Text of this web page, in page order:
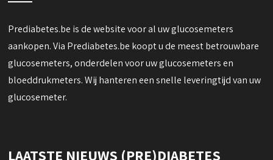
Prediabetes.be is de website voor al uw glucosemeters
aankopen. Via Prediabetes.be koopt u de meest betrouwbare
glucosemeters, onderdelen voor uw glucosemeters en
bloeddrukmeters. Wij hanteren een snelle leveringtijd van uw
glucosemeter.
LAATSTE NIEUWS (PRE)DIABETES